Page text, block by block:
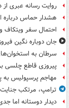
روایت رسانه عبری از
هشدار حماس درباره
احتمال سفر ویتکاف
جان دوباره نگین
سرطان به
پیروزی قاطع چلسی
مهاجم پرسپولیس به
ترامپ، مرتکب
دیدار دوستانه اما جدی؛ اینتر ۲-